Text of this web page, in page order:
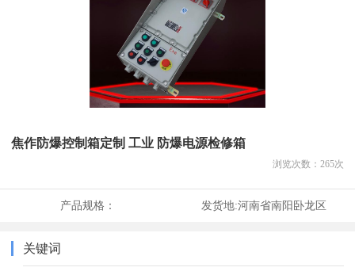
焦作防爆控制箱定制 工业 防爆电源检修箱
浏览次数： 265次
产品规格： 发货地:河南省南阳卧龙区
关键词